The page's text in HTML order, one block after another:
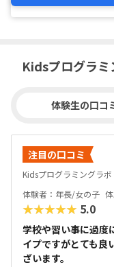
Kidsプログラミ
体験生の口コ
注目の口コミ
Kidsプログラミングラ
体験者：年長/女の子
★★★★★ 5.0
学校や習い事に過度
イプですがとても良
ざいます。